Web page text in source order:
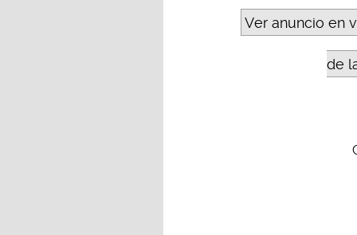
Ver anuncio en
de